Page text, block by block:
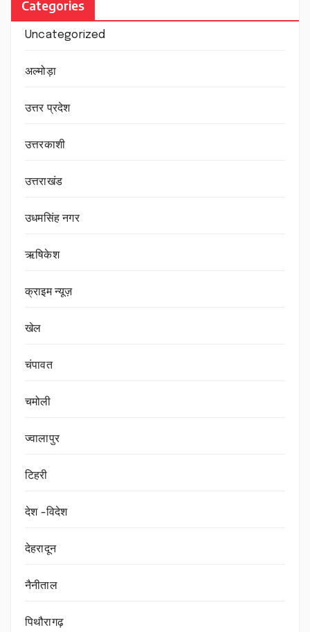
Categories
Uncategorized
अल्मोड़ा
उत्तर प्रदेश
उत्तरकाशी
उत्तराखंड
उधमसिंह नगर
ऋषिकेश
क्राइम न्यूज़
खेल
चंपावत
चमोली
ज्वालापुर
टिहरी
देश -विदेश
देहरादून
नैनीताल
पिथौरागढ़